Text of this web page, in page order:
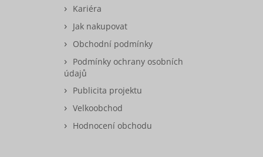
Kariéra
Jak nakupovat
Obchodní podmínky
Podmínky ochrany osobních
údajů
Publicita projektu
Velkoobchod
Hodnocení obchodu